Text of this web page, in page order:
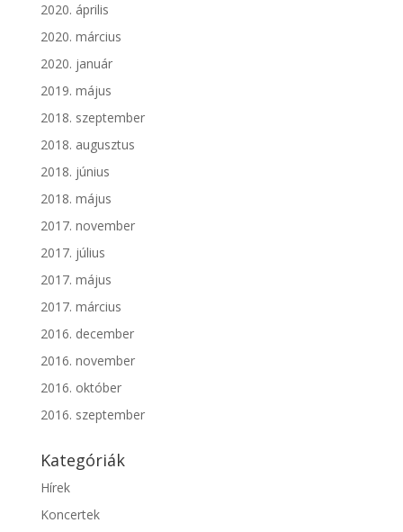
2020. április
2020. március
2020. január
2019. május
2018. szeptember
2018. augusztus
2018. június
2018. május
2017. november
2017. július
2017. május
2017. március
2016. december
2016. november
2016. október
2016. szeptember
Kategóriák
Hírek
Koncertek